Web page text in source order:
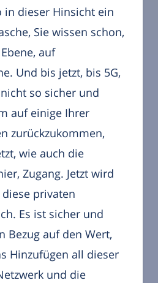
in dieser Hinsicht ein
Sie wissen schon,
auf
Und bis jetzt, bis 5G,
so sicher und
auf einige Ihrer
zurückzukommen,
wie auch die
Zugang. Jetzt wird
privaten
Es ist sicher und
Bezug auf den Wert,
Hinzufügen all dieser
und die